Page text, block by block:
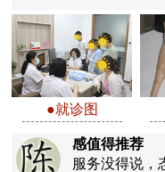
●就诊图
感值得推荐
服务没得说，